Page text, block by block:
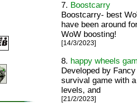
7. Boostcarry
Boostcarry- best
have been around
WoW boosting!
[14/3/2023]
8. happy wheels
Developed by
survival game with
levels, and
[21/2/2023]